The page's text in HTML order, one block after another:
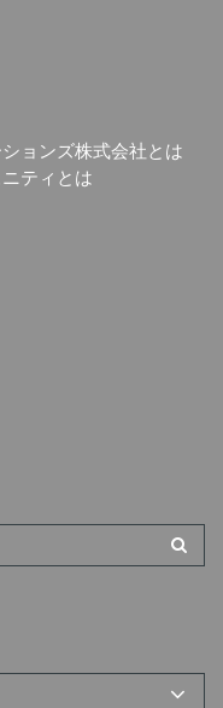
ョンズ株式会社とは
ティとは